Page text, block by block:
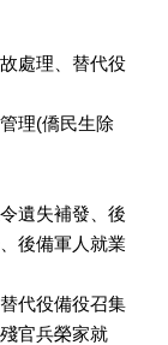
處理、替代役
理(僑民生除
遺失補發、後
後備軍人就業
代役備役召集
官兵榮家就